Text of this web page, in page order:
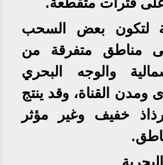
لتكون بعض السحب
مناطق متفرقة من
والوجه البحري
ومدن القناة، وقد ينتج
خفيف وغير مؤثر